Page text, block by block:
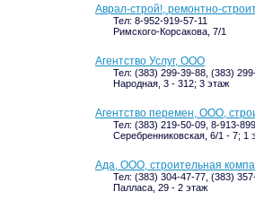
Аврал-строй!, ремонтно-
Тел: 8-952-919-57-11
Римского-Корсакова, 7/1
Агентство Услуг, ООО
Тел: (383) 299-39-88, (383)
Народная, 3 - 312; 3 этаж
Агентство перемен, ООО,
Тел: (383) 219-50-09, 8-913-
Серебренниковская, 6/1 - 7; 1
Ада, ООО, строительная
Тел: (383) 304-47-77, (383)
Палласа, 29 - 2 этаж